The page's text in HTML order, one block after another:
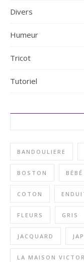
Divers
Humeur
Tricot
Tutoriel
BANDOULIERE
BOSTON BÉBÉ
COTON
FLEURS GRIS
JACQUARD
LA MAISON VICTOR